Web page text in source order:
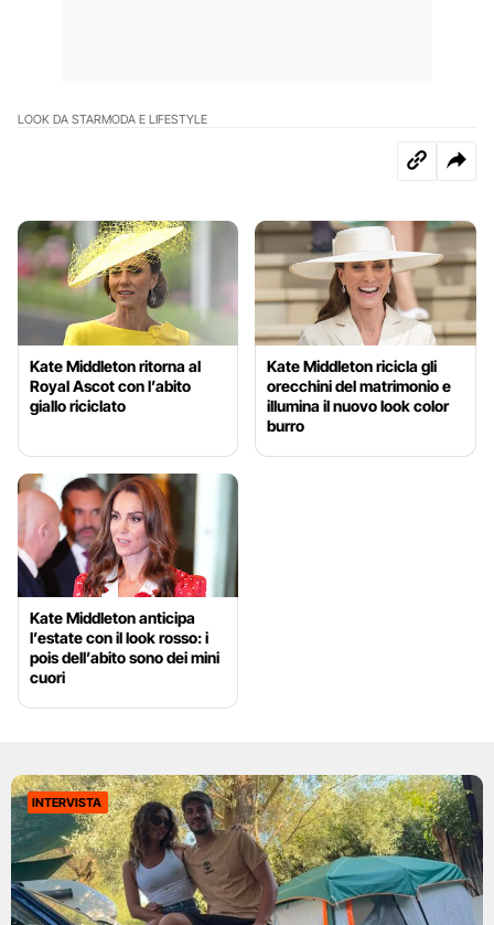
LOOK DA STARMODA E LIFESTYLE
Kate Middleton ritorna al
Royal Ascot con l’abito
giallo riciclato
Kate Middleton ricicla gli
orecchini del matrimonio e
illumina il nuovo look color
burro
Kate Middleton anticipa
l’estate con il look rosso: i
pois dell’abito sono dei mini
cuori
INTERVISTA